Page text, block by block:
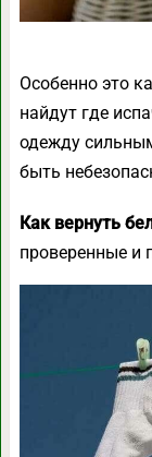
Особенно это
найдут где
одежду
быть
Как вернуть
проверенные и